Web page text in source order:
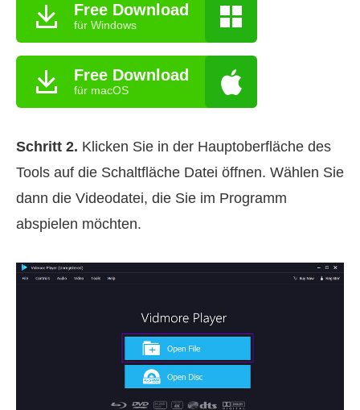
Free Download
für Windows
Free Download
für macOS
Schritt 2. Klicken Sie in der Hauptoberfläche des
Tools auf die Schaltfläche Datei öffnen. Wählen Sie
dann die Videodatei, die Sie im Programm
abspielen möchten.